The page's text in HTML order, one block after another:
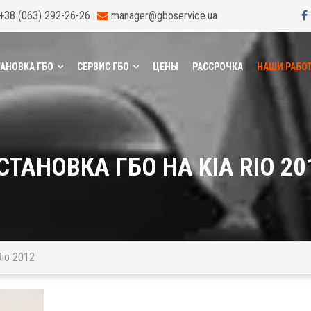
(063) 292-26-26 manager@gboservice.ua
ГБО СЕРВИС ГБО ЦЕНЫ РАССРОЧКА НАШИ
ГБО НА KIA RIO
2012